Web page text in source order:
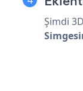
Şimdi